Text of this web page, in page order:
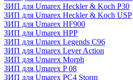
ЗИП для Umarex Heckler & Koch P30
ЗИП для Umarex Heckler & Koch USP
ЗИП для Umarex HF900
ЗИП для Umarex HPP
ЗИП для Umarex Legends C96
ЗИП для Umarex Lever Action
ЗИП для Umarex Morph
ЗИП для Umarex P 08
ЗИП для Umarex PC4 Storm